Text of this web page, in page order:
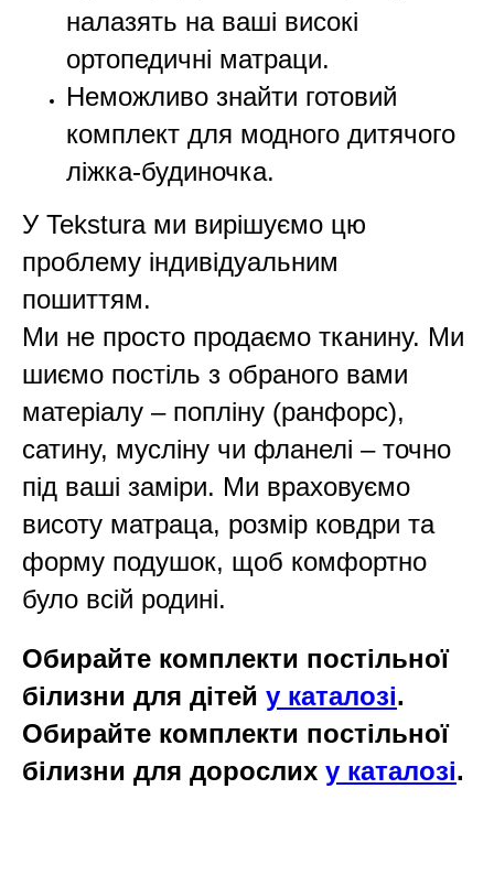
налазять на ваші високі
ортопедичні матраци.
Неможливо знайти готовий
комплект для модного дитячого
ліжка-будиночка.
У Tekstura ми вирішуємо цю
проблему індивідуальним
пошиттям.
Ми не просто продаємо тканину. Ми
шиємо постіль з обраного вами
матеріалу – попліну (ранфорс),
сатину, мусліну чи фланелі – точно
під ваші заміри. Ми враховуємо
висоту матраца, розмір ковдри та
форму подушок, щоб комфортно
було всій родині.
Обирайте комплекти постільної
білизни для дітей у каталозі.
Обирайте комплекти постільної
білизни для дорослих у каталозі.